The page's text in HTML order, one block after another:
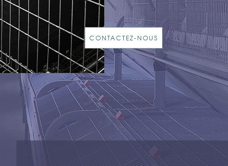
CONTACTEZ-NOUS